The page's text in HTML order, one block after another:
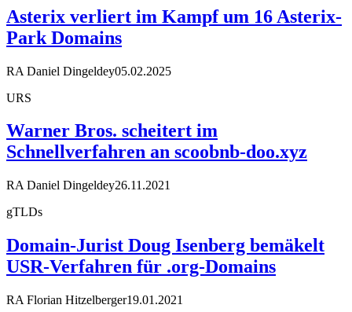
Asterix verliert im Kampf um 16 Asterix-
Park Domains
RA Daniel Dingeldey05.02.2025
URS
Warner Bros. scheitert im
Schnellverfahren an scoobnb-doo.xyz
RA Daniel Dingeldey26.11.2021
gTLDs
Domain-Jurist Doug Isenberg bemäkelt
USR-Verfahren für .org-Domains
RA Florian Hitzelberger19.01.2021